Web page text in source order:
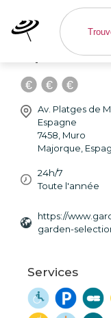
Playa
Spa -
Av. Platges de
Espagne
7458 Muro
Majorque
24h/7
Toute l'année
https://
garden-
Services